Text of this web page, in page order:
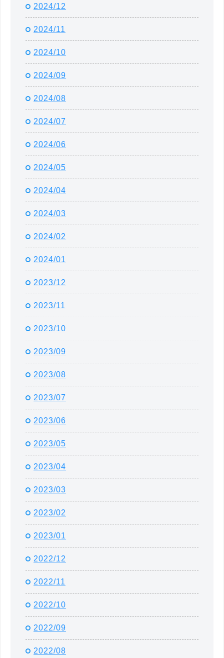
2024/12
2024/11
2024/10
2024/09
2024/08
2024/07
2024/06
2024/05
2024/04
2024/03
2024/02
2024/01
2023/12
2023/11
2023/10
2023/09
2023/08
2023/07
2023/06
2023/05
2023/04
2023/03
2023/02
2023/01
2022/12
2022/11
2022/10
2022/09
2022/08